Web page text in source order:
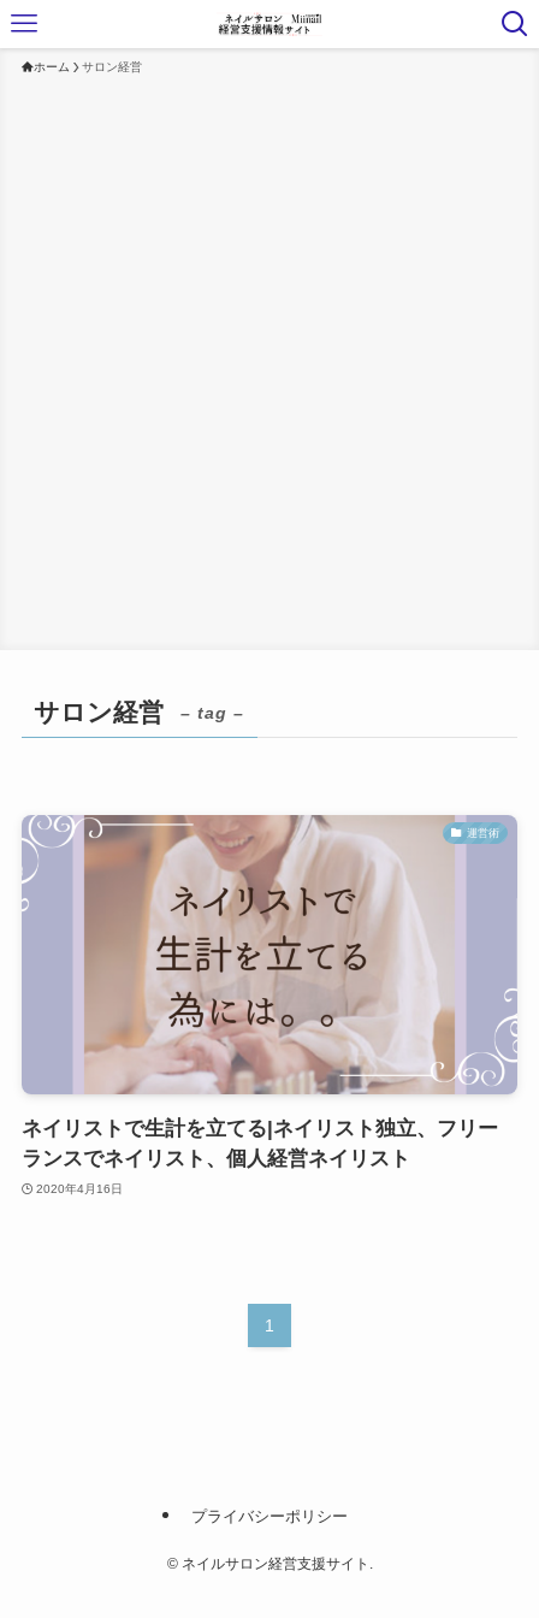
ホーム サロン経営
サロン経営 – tag –
運営術
ネイリストで生計を立てる|ネイリスト独立、フリー
ランスでネイリスト、個人経営ネイリスト
2020年4月16日
1
プライバシーポリシー
©ネイルサロン経営支援サイト.